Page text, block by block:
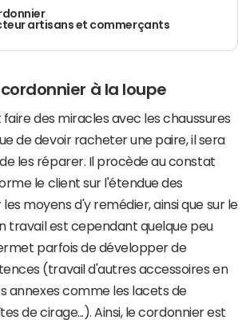
artisans et commerçants
à la loupe
faire des miracles avec les chaussures
de devoir racheter une paire, il sera
les réparer. Il procède au constat
le client sur l'étendue des
moyens d'y remédier, ainsi que sur le
travail est cependant quelque peu
parfois de développer de
(travail d'autres accessoires en
annexes comme les lacets de
de cirage...). Ainsi, le cordonnier est